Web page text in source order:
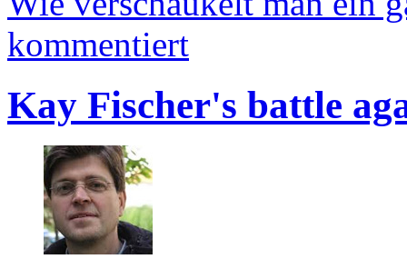
kommentiert
Kay Fischer's battle